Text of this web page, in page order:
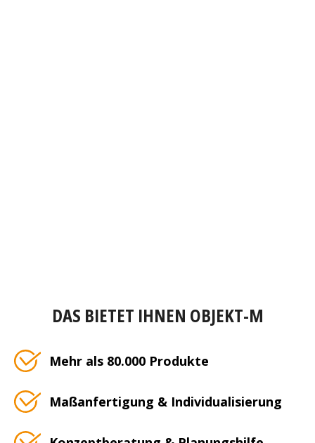
DAS BIETET IHNEN OBJEKT-M
Mehr als 80.000 Produkte
Maßanfertigung & Individualisierung